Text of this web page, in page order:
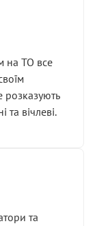
на ТО все
вічлеві.
та